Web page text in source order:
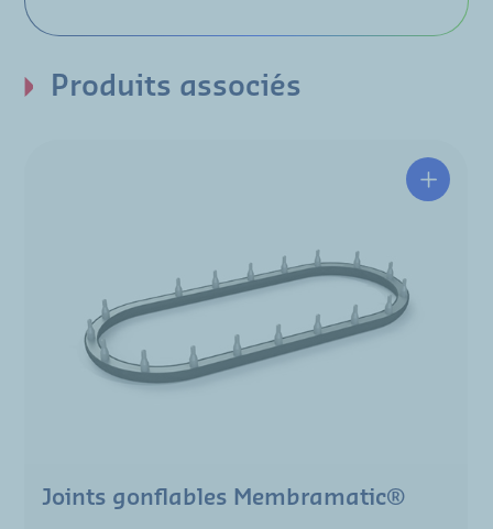
Produits associés
Joints gonflables Membramatic®